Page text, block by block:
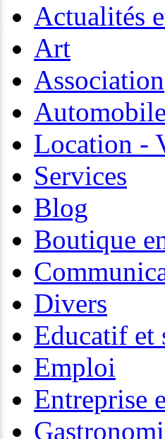
Actualités
Art
Association
Automobile
Location -
Services
Blog
Boutique
Divers
Educatif et
Emploi
Entreprise